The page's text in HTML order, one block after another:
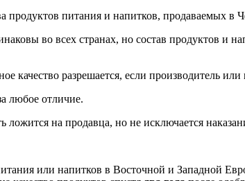
продуктов питания и напитков, продаваемых в
во всех странах, но состав продуктов и
качество разрешается, если производитель
любое отличие.
ложится на продавца, но не исключается
или напитков в Восточной и Западной